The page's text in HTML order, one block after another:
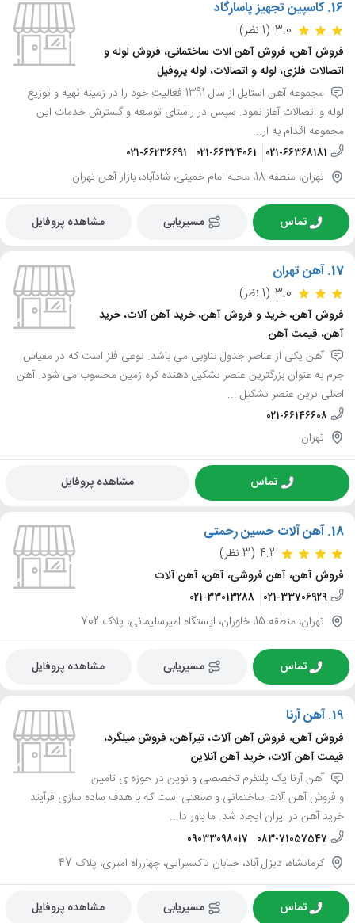
16. کاسپین تجهیز پاسارگاد
3.0 (1 نظر)
فروش آهن، فروش آهن الات ساختمانی، فروش لوله و
اتصالات فلزی، لوله و اتصالات، لوله پروفیل
مجموعه آهن استایل از سال 1391 فعالیت خود را در زمینه تهیه و توزیع
لوله و اتصالات آغاز نمود. سپس در راستای توسعه و گسترش خدمات این
مجموعه اقدام به ار...
021-66368181
021-66324061
021-66236691
تهران، منطقه 18، محله امام خمینی، شادآباد، بازار آهن تهران
تماس مسیریابی مشاهده پروفایل
17. آهن تهران
3.0 (1 نظر)
فروش آهن، خرید و فروش آهن، خرید آهن آلات، خرید
آهن، قیمت آهن
آهن یکی از عناصر جدول تناوبی می باشد. نوعی فلز است که در مقیاس
جرم به عنوان بزرگترین عنصر تشکیل دهنده کره زمین محسوب می شود. آهن
اصلی ترین عنصر تشکیل ...
021-66146608
تهران
تماس مشاهده پروفایل
18. آهن آلات حسین رحمتی
4.2 (3 نظر)
فروش آهن، آهن فروشی، آهن، آهن آلات
021-33706929
021-33013288
تهران، منطقه 15، خاوران، ایستگاه امیرسلیمانی، پلاک 702
تماس مسیریابی مشاهده پروفایل
19. آهن آرنا
فروش آهن، فروش آهن آلات، تیرآهن، فروش میلگرد،
قیمت آهن آلات، خرید آهن آنلاین
آهن آرنا یک پلتفرم تخصصی و نوین در حوزه ی تامین
و فروش آهن آلات ساختمانی و صنعتی است که با هدف ساده سازی فرآیند
خرید آهن در ایران ایجاد شد. ما باور دا...
083-71057547
09033098017
کرمانشاه، دیزل آباد، خیابان تاکسیرانی، چهارراه امیری، پلاک 47
تماس مسیریابی مشاهده پروفایل